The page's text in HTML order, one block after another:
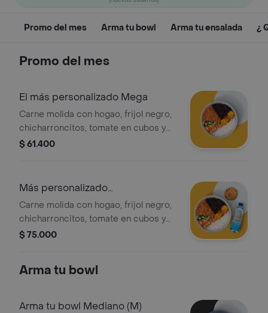
Promo del mes Arma tu bowl Arma tu ensalada ¿
Promo del mes
El más personalizado Mega
Carne molida con hogao, frijol negro,
chicharroncitos, tomate en cubos y
pepino. Acompañado de maduro y
$ 61.400
Más personalizado
Mega+Bebida+Postre
Carne molida con hogao, frijol negro,
chicharroncitos, tomate en cubos y
pepino. Acompañado de maduro y
$ 75.000
Arma tu bowl
Arma tu bowl Mediano (M)